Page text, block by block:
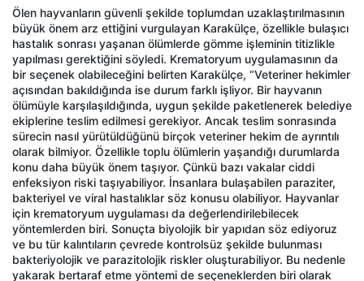
Ölen hayvanların güvenli şekilde toplumdan uzaklaştırılmasının
büyük önem arz ettiğini vurgulayan Karakülçe, özellikle bulaşıcı
hastalık sonrası yaşanan ölümlerde gömme işleminin titizlikle
yapılması gerektiğini söyledi. Krematoryum uygulamasının da
bir seçenek olabileceğini belirten Karakülçe, “Veteriner hekimler
açısından bakıldığında ise durum farklı işliyor. Bir hayvanın
ölümüyle karşılaşıldığında, uygun şekilde paketlenerek belediye
ekiplerine teslim edilmesi gerekiyor. Ancak teslim sonrasında
sürecin nasıl yürütüldüğünü birçok veteriner hekim de ayrıntılı
olarak bilmiyor. Özellikle toplu ölümlerin yaşandığı durumlarda
konu daha büyük önem taşıyor. Çünkü bazı vakalar ciddi
enfeksiyon riski taşıyabiliyor. İnsanlara bulaşabilen paraziter,
bakteriyel ve viral hastalıklar söz konusu olabiliyor. Hayvanlar
için krematoryum uygulaması da değerlendirilebilecek
yöntemlerden biri. Sonuçta biyolojik bir yapıdan söz ediyoruz
ve bu tür kalıntıların çevrede kontrolsüz şekilde bulunması
bakteriyolojik ve parazitolojik riskler oluşturabiliyor. Bu nedenle
yakarak bertaraf etme yöntemi de seçeneklerden biri olarak